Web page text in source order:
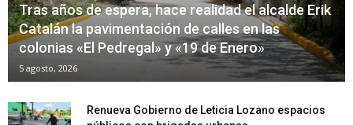
Tras años de espera, hace realidad el alcalde Erik
Catalán la pavimentación de calles en las
colonias «El Pedregal» y «19 de Enero»
5 agosto, 2026
Renueva Gobierno de Leticia Lozano espacios